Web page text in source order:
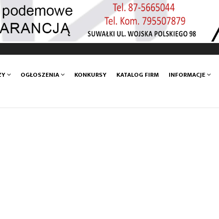
OGŁOSZENIA KONKURSY KATALOG FIRM INFORMACJE